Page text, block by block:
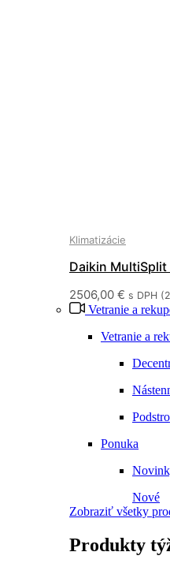
Klimatizácie
Daikin
3MXM68N
2506,00 € s DPH (
Vetranie a
Vetranie a
Ponuka
Nové
Zobraziť všetky
Produkty